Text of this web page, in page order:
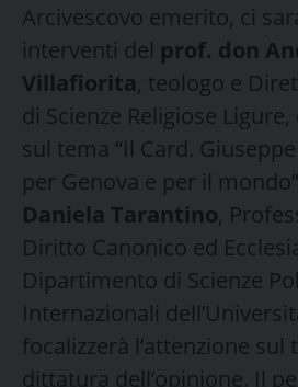
Arcivescovo emerito, ci
interventi del prof. don
Villafiorita, teologo e
di Scienze Religiose
sul tema “Il Card.
per Genova e per il
Daniela Tarantino,
Diritto Canonico ed
Dipartimento di Scienze
Internazionali
focalizzerà l’attenzione sul
dittatura dell’opinione. Il